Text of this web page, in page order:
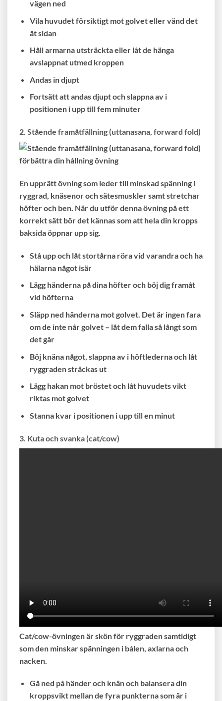
vägen ned
Vila huvudet försiktigt mot golvet eller vänd det
åt sidan
Håll armarna utsträckta eller låt de hänga
avslappnat utmed kroppen
Andas in djupt
Fortsätt att andas djupt och slappna av i
positionen i upp till fem minuter
2. Stående framåtfällning (uttanasana, forward fold)
En upprätt övning som leder till minskad spänning i
ryggrad, knäsenor och sätesmuskler samt stretchar
höfter och ben. När du utför denna övning på ett
korrekt sätt bör det kännas som att hela din kropps
baksida öppnar upp sig.
Stå upp och låt stortårna röra vid varandra och ha
hälarna något isär
Lägg händerna på dina höfter och böj dig framåt
vid höfterna
Släpp ned händerna mot golvet. Det är ingen fara
om de inte når golvet – låt dem falla så långt som
det går
Böj knäna något, slappna av i höftlederna och låt
ryggraden sträckas ut
Lägg hakan mot bröstet och låt huvudets vikt
riktas mot golvet
Stanna kvar i positionen i upp till en minut
3. Kuta och svanka (cat/cow)
Cat/cow-övningen är skön för ryggraden samtidigt
som den minskar spänningen i bålen, axlarna och
nacken.
Gå ned på händer och knän och balansera din
kroppsvikt mellan de fyra punkterna som är i